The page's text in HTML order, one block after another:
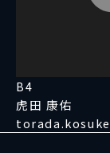
B4
虎田 康佑